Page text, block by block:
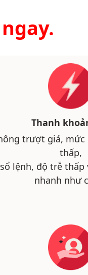
Thanh
trượt giá, mức
thấp,
sổ lệnh, độ trễ thấp
nhanh như